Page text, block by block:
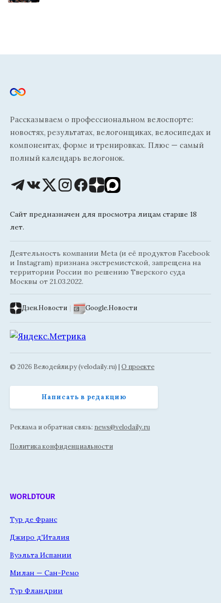
Рассказываем о профессиональном велоспорте:
новостях, результатах, велогонщиках, велосипедах и
компонентах, форме и тренировках. Плюс — самый
полный календарь велогонок.
Сайт предназначен для просмотра лицам старше 18
лет.
Деятельность компании Meta (и её продуктов Facebook
и Instagram) признана экстремистской, запрещена на
территории России по решению Тверского суда
Москвы от 21.03.2022.
Дзен.Новости | Google.Новости
© 2026 Велодейли.ру (velodaily.ru) | О проекте
Написать в редакцию
Реклама и обратная связь: news@velodaily.ru
Политика конфиденциальности
WORLDTOUR
Тур де Франс
Джиро д'Италия
Вуэльта Испании
Милан — Сан-Ремо
Тур Фландрии